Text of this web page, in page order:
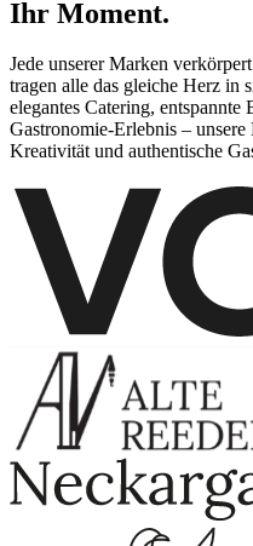
Ihr Moment.
Jede unserer Marken
tragen alle das gleiche Herz
elegantes Catering, entspannte
Gastronomie-Erlebnis –
Kreativität und authentische